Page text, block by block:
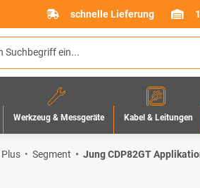
schnelle Lieferung
Werkzeug & Messgeräte Kabel & Leitungen
Plus Segment Jung CDP82GT